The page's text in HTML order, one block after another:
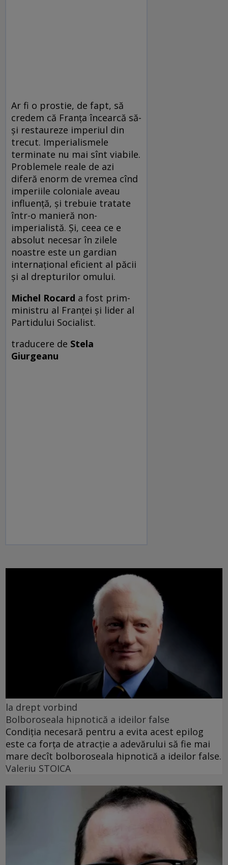
Ar fi o prostie, de fapt, să
credem că Franţa încearcă să-
şi restaureze imperiul din
trecut. Imperialismele
terminate nu mai sînt viabile.
Problemele reale de azi
diferă enorm de vremea cînd
imperiile coloniale aveau
influenţă, şi trebuie tratate
într-o manieră non-
imperialistă. Şi, ceea ce e
absolut necesar în zilele
noastre este un gardian
internaţional eficient al păcii
şi al drepturilor omului.
Michel Rocard a fost prim-
ministru al Franţei şi lider al
Partidului Socialist.
traducere de Stela
Giurgeanu
la drept vorbind
Bolboroseala hipnotică a ideilor false
Condiția necesară pentru a evita acest epilog
este ca forța de atracție a adevărului să fie mai
mare decît bolboroseala hipnotică a ideilor false.
Valeriu STOICA